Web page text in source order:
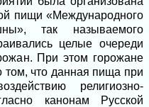
пищи «Международного
так называемого
целые очереди
При этом горожане
что данная пища при
религиозно-
канонам Русской